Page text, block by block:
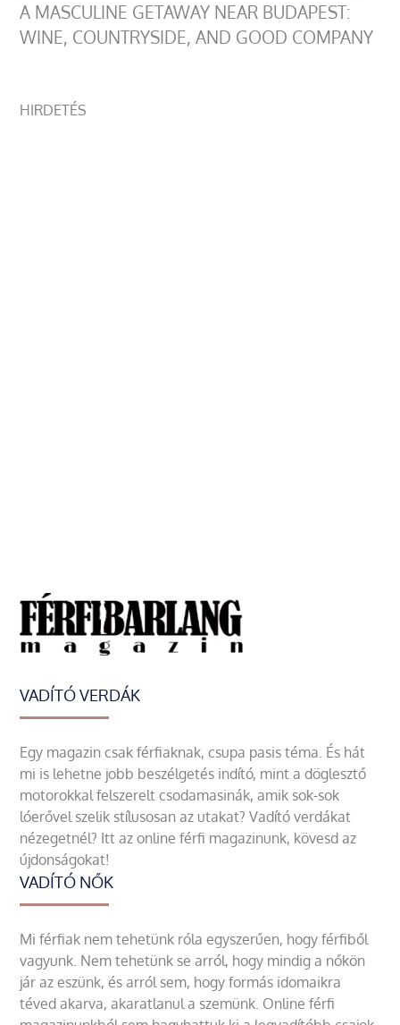
A MASCULINE GETAWAY NEAR BUDAPEST:
WINE, COUNTRYSIDE, AND GOOD COMPANY
HIRDETÉS
VADÍTÓ VERDÁK
Egy magazin csak férfiaknak, csupa pasis téma. És hát
mi is lehetne jobb beszélgetés indító, mint a döglesztő
motorokkal felszerelt csodamasinák, amik sok-sok
lóerővel szelik stílusosan az utakat? Vadító verdákat
nézegetnél? Itt az online férfi magazinunk, kövesd az
újdonságokat!
VADÍTÓ NŐK
Mi férfiak nem tehetünk róla egyszerűen, hogy férfiből
vagyunk. Nem tehetünk se arról, hogy mindig a nőkön
jár az eszünk, és arról sem, hogy formás idomaikra
téved akarva, akaratlanul a szemünk. Online férfi